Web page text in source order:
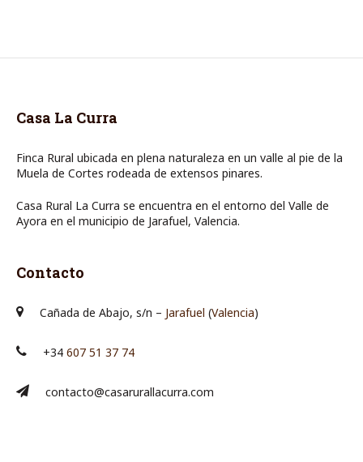
Casa La Curra
Finca Rural ubicada en plena naturaleza en un valle al pie de la
Muela de Cortes rodeada de extensos pinares.
Casa Rural La Curra se encuentra en el entorno del Valle de
Ayora en el municipio de Jarafuel, Valencia.
Contacto
Cañada de Abajo, s/n – Jarafuel (Valencia)
+34 607 51 37 74
contacto@casarurallacurra.com